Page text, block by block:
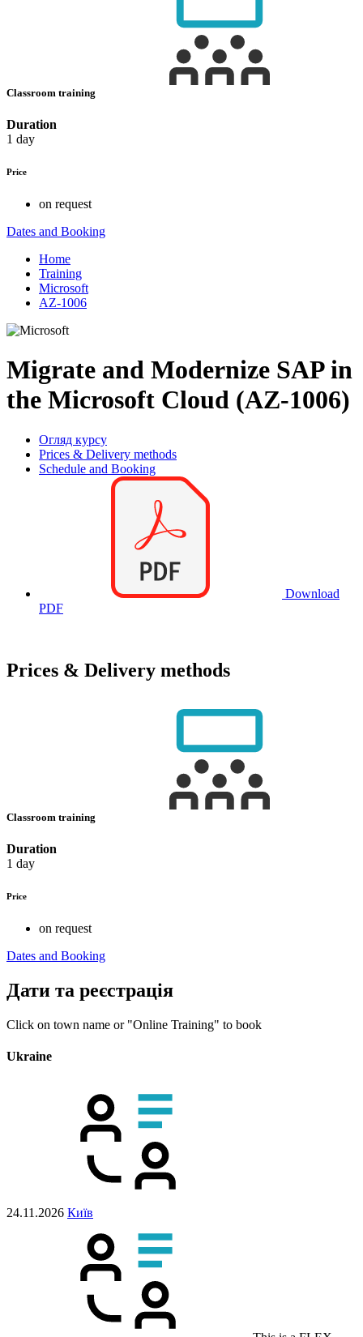
Classroom training
Duration
1 day
Price
on request
Dates and Booking
Home
Training
Microsoft
AZ-1006
Migrate and Modernize SAP in
the Microsoft Cloud (AZ-1006)
Огляд курсу
Prices & Delivery methods
Schedule and Booking
Download
PDF
Prices & Delivery methods
Classroom training
Duration
1 day
Price
on request
Dates and Booking
Дати та реєстрація
Click on town name or "Online Training" to book
Ukraine
24.11.2026 Київ